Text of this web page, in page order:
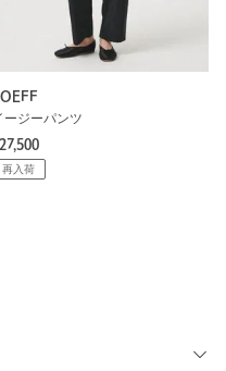
ージーパンツ
再入荷